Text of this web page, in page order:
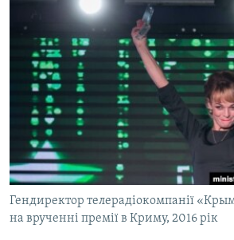
ВСЕ ЗА ДЕНЬ
СПЕЦПРОЕКТИ
ДЕПОРТАЦІЯ
ВІДЕОУРОКИ «ELIFBE»
СВІДЧЕННЯ ОКУПАЦІЇ
УКРАЇНСЬКА ПРОБЛЕМА КРИМУ
ІНФОГРАФІКА
ЯК ОБІЙТИ БЛОКУВАННЯ
Русский
Qırımtatar
ДОЛУЧАЙСЯ!
Гендиректор телерадіокомпанії
на врученні премії в Криму, 2016 рік